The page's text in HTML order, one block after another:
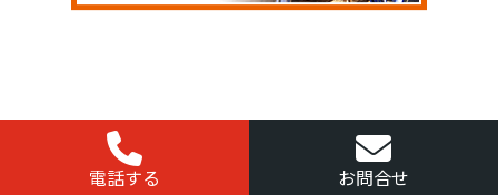
電話する お問合せ